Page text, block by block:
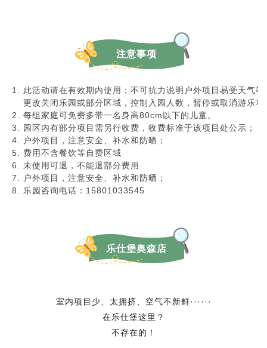
注意事项
此活动请在有效期内使用；不可抗力说明户外项目易受天气
更改关闭乐园或部分区域，控制入园人数，暂停或取消游乐项
每组家庭可免费多带一名身高80cm以下的儿童。
园区内有部分项目需另行收费，收费标准于该项目处公示；
户外项目，注意安全、补水和防晒；
费用不含餐饮等自费区域
未使用可退，不能退部分费用
户外项目，注意安全、补水和防晒；
乐园咨询电话：15801033545
乐仕堡奥森店
室内项目少、太拥挤、空气不新鲜······
在乐仕堡这里？
不存在的！